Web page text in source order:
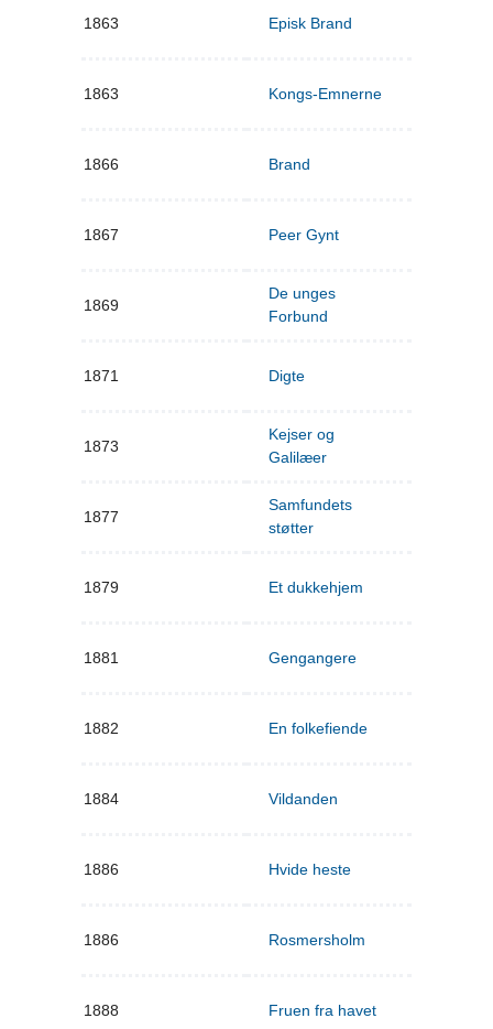
1863 Episk Brand
1863 Kongs-Emnerne
1866 Brand
1867 Peer Gynt
1869
De unges
Forbund
1871 Digte
1873
Kejser og
Galilæer
1877
Samfundets
støtter
1879 Et dukkehjem
1881 Gengangere
1882 En folkefiende
1884 Vildanden
1886 Hvide heste
1886 Rosmersholm
1888 Fruen fra havet